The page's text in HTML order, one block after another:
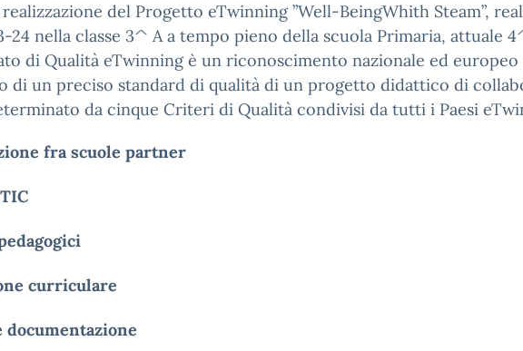
del Progetto eTwinning ”Well-BeingWhith Steam”,
24 nella classe 3^ A a tempo pieno della scuola Primaria, attuale
di Qualità eTwinning è un riconoscimento nazionale ed europeo
di un preciso standard di qualità di un progetto didattico di
da cinque Criteri di Qualità condivisi da tutti i Paesi
fra scuole partner
curriculare
documentazione